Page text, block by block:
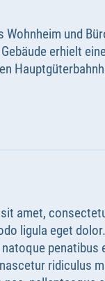
und
erhielt
amet,
ligula eget
penatibus
ridiculus